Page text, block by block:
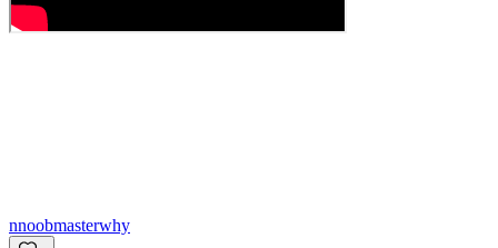
nnoobmasterwhy